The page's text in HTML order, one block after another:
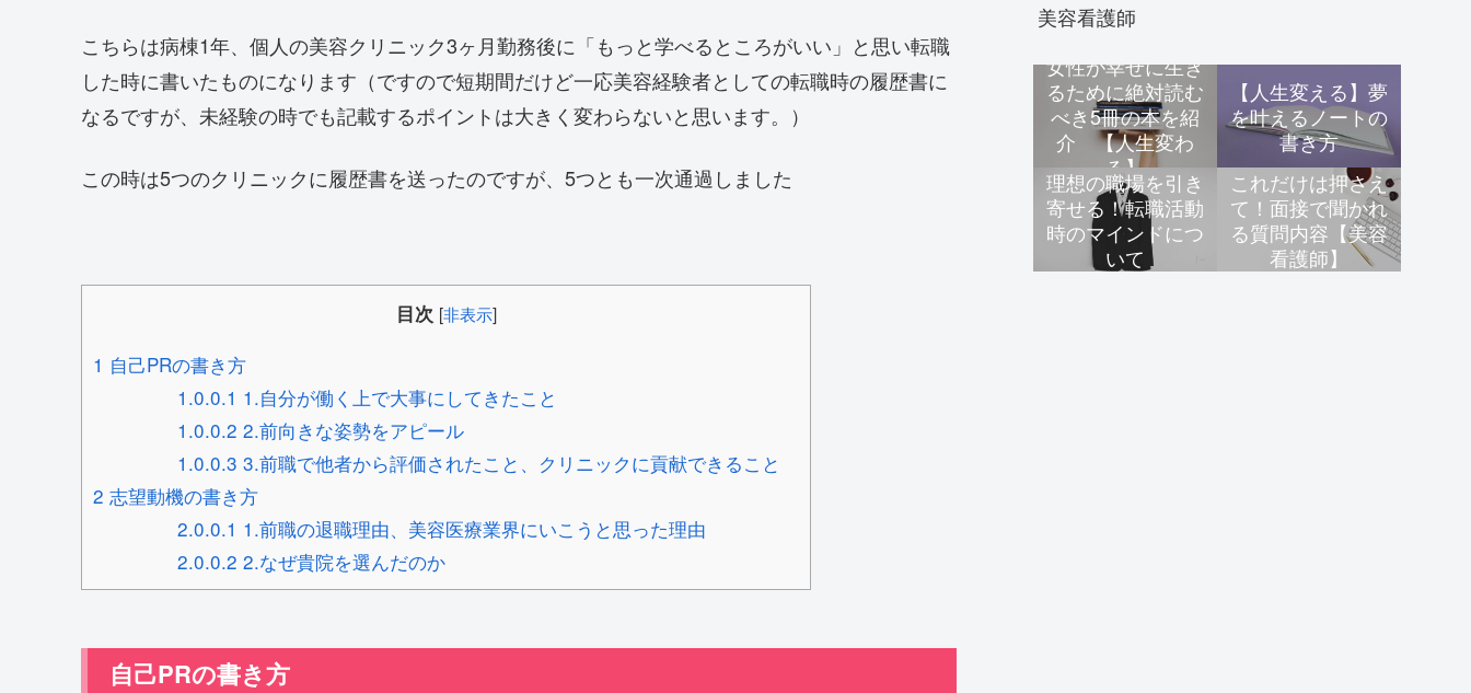
こちらは病棟1年、個人の美容クリニック3ヶ月勤務後に「もっと学べるところがいい」と思い転職
した時に書いたものになります（ですので短期間だけど一応美容経験者としての転職時の履歴書に
なるですが、未経験の時でも記載するポイントは大きく変わらないと思います。）
この時は5つのクリニックに履歴書を送ったのですが、5つとも一次通過しました
目次 [非表示]
1 自己PRの書き方
1.0.0.1 1.自分が働く上で大事にしてきたこと
1.0.0.2 2.前向きな姿勢をアピール
1.0.0.3 3.前職で他者から評価されたこと、クリニックに貢献できること
2 志望動機の書き方
2.0.0.1 1.前職の退職理由、美容医療業界にいこうと思った理由
2.0.0.2 2.なぜ貴院を選んだのか
自己PRの書き方
美容看護師
女性が幸せに生き
るために絶対読む
べき5冊の本を紹
介 【人生変わ
る】
【人生変える】夢
を叶えるノートの
書き方
理想の職場を引き
寄せる！転職活動
時のマインドにつ
いて
これだけは押さえ
て！面接で聞かれ
る質問内容【美容
看護師】